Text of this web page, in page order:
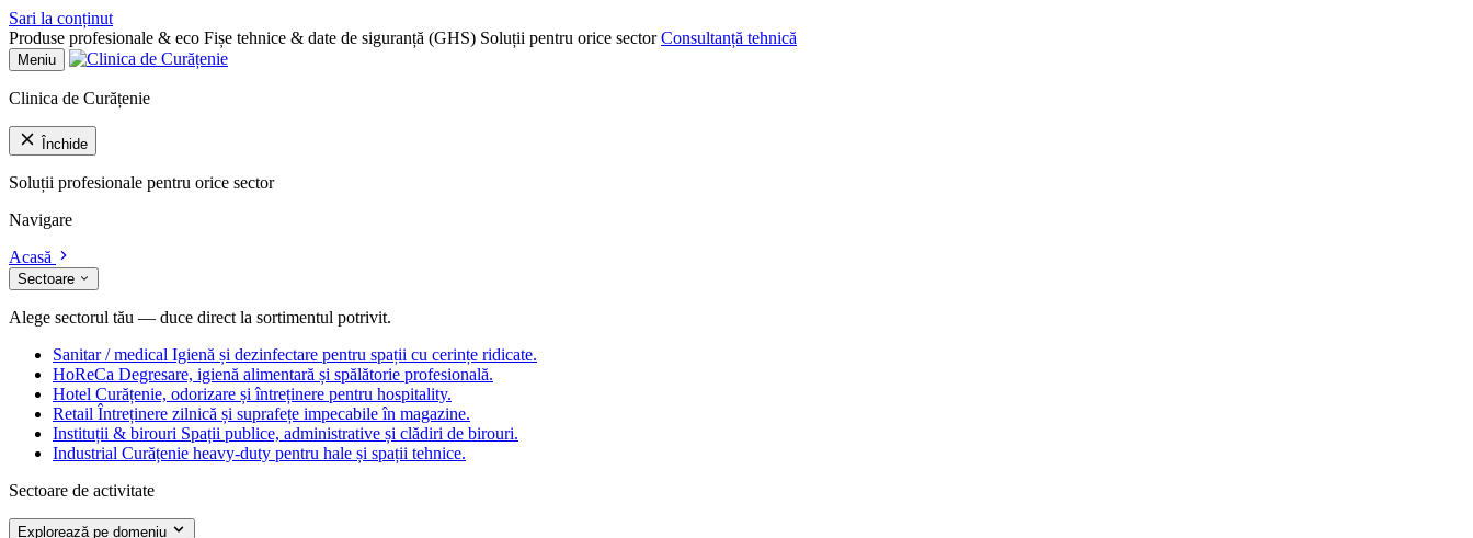
Sari la conținut
Produse profesionale & eco Fișe tehnice & date de siguranță (GHS) Soluții pentru orice sector Consultanță tehnică
Meniu
Clinica de Curățenie
Închide
Soluții profesionale pentru orice sector
Navigare
Acasă
Sectoare
Alege sectorul tău — duce direct la sortimentul potrivit.
Sanitar / medical Igienă și dezinfectare pentru spații cu cerințe ridicate.
HoReCa Degresare, igienă alimentară și spălătorie profesională.
Hotel Curățenie, odorizare și întreținere pentru hospitality.
Retail Întreținere zilnică și suprafețe impecabile în magazine.
Instituții & birouri Spații publice, administrative și clădiri de birouri.
Industrial Curățenie heavy-duty pentru hale și spații tehnice.
Sectoare de activitate
Explorează pe domeniu